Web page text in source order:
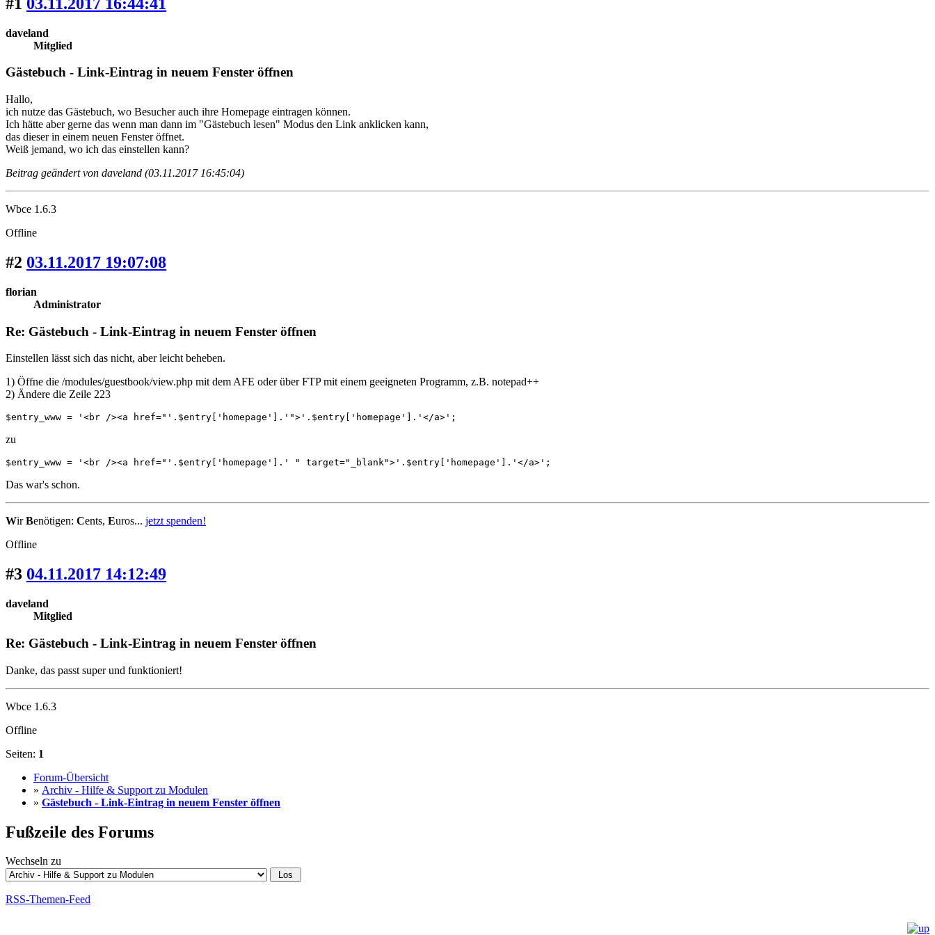
daveland
Mitglied
Gästebuch - Link-Eintrag in neuem Fenster öffnen
Hallo,
ich nutze das Gästebuch, wo Besucher auch ihre Homepage eintragen können.
Ich hätte aber gerne das wenn man dann im "Gästebuch lesen" Modus den Link anklicken kann,
das dieser in einem neuen Fenster öffnet.
Weiß jemand, wo ich das einstellen kann?
Beitrag geändert von daveland (03.11.2017 16:45:04)
Wbce 1.6.3
Offline
#2 03.11.2017 19:07:08
florian
Administrator
Re: Gästebuch - Link-Eintrag in neuem Fenster öffnen
Einstellen lässt sich das nicht, aber leicht beheben.
1) Öffne die /modules/guestbook/view.php mit dem AFE oder über FTP mit einem geeigneten Programm, z.B. notepad++
2) Ändere die Zeile 223
$entry_www = '<br /><a href="'.$entry['homepage'].'">'.$entry['homepage'].'</a>';
zu
$entry_www = '<br /><a href="'.$entry['homepage'].' " target="_blank">'.$entry['homepage'].'</a>';
Das war's schon.
WirBenötigen: Cents, Euros... jetzt spenden!
Offline
#3 04.11.2017 14:12:49
daveland
Mitglied
Re: Gästebuch - Link-Eintrag in neuem Fenster öffnen
Danke, das passt super und funktioniert!
Wbce 1.6.3
Offline
Seiten: 1
Forum-Übersicht
» Archiv - Hilfe & Support zu Modulen
» Gästebuch - Link-Eintrag in neuem Fenster öffnen
Fußzeile des Forums
Wechseln zu
RSS-Themen-Feed